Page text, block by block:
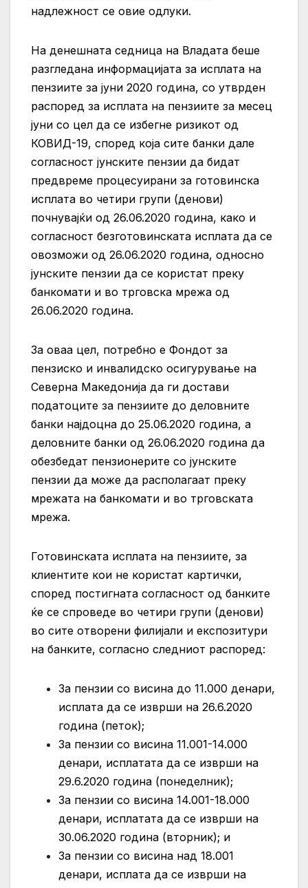
надлежност се овие одлуки.
На денешната седница на Владата беше
разгледана информацијата за исплата на
пензиите за јуни 2020 година, со утврден
распоред за исплата на пензиите за месец
јуни со цел да се избегне ризикот од
КОВИД-19, според која сите банки дале
согласност јунските пензии да бидат
предвреме процесуирани за готовинска
исплата во четири групи (денови)
почнувајќи од 26.06.2020 година, како и
согласност безготовинската исплата да се
овозможи од 26.06.2020 година, односно
јунските пензии да се користат преку
банкомати и во трговска мрежа од
26.06.2020 година.
За оваа цел, потребно е Фондот за
пензиско и инвалидско осигурување на
Северна Македонија да ги достави
податоците за пензиите до деловните
банки најдоцна до 25.06.2020 година, а
деловните банки од 26.06.2020 година да
обезбедат пензионерите со јунските
пензии да може да располагаат преку
мрежата на банкомати и во трговската
мрежа.
Готовинската исплата на пензиите, за
клиентите кои не користат картички,
според постигната согласност од банките
ќе се спроведе во четири групи (денови)
во сите отворени филијали и експозитури
на банките, согласно следниот распоред:
За пензии со висина до 11.000 денари,
исплата да се изврши на 26.6.2020
година (петок);
За пензии со висина 11.001-14.000
денари, исплатата да се изврши на
29.6.2020 година (понеделник);
За пензии со висина 14.001-18.000
денари, исплатата да се изврши на
30.06.2020 година (вторник); и
За пензии со висина над 18.001
денари, исплата да се изврши на